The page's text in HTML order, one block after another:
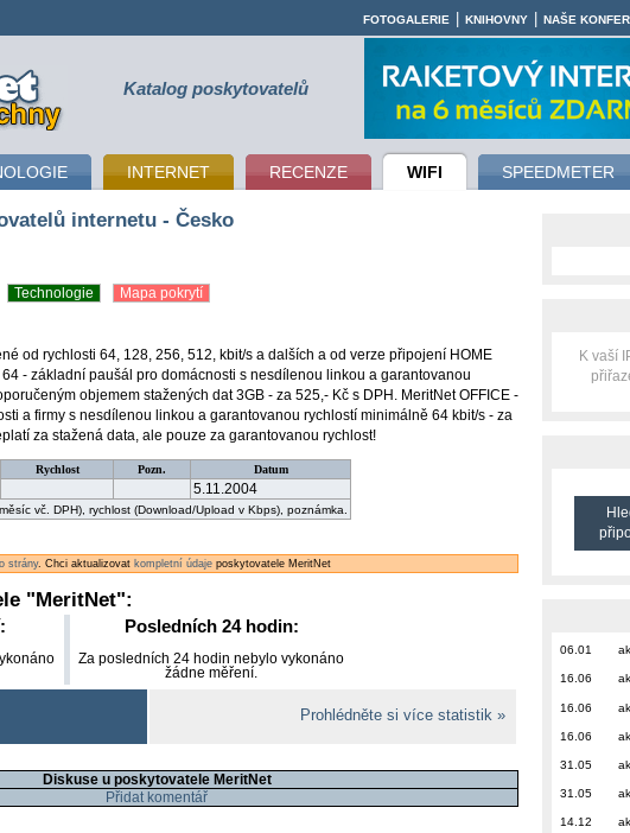
Katalog poskytovatelů
INTERNET RECENZE WIFI SPEEDMETER
FOTOGALERIE KNIHOVNY NAŠE
internetu - Česko
Technologie Mapa pokrytí
od rychlosti 64, 128, 256, 512, kbit/s a dalších a od verze připojení HOME
- základní paušál pro domácnosti s nesdílenou linkou a garantovanou
objemem stažených dat 3GB - za 525,- Kč s DPH. MeritNet OFFICE -
a firmy s nesdílenou linkou a garantovanou rychlostí minimálně 64 kbit/s - za
za stažená data, ale pouze za garantovanou rychlost!
Rychlost Pozn. Datum
5.11.2004
vč. DPH), rychlost (Download/Upload v Kbps), poznámka.
strány. Chci aktualizovat kompletní údaje poskytovatele MeritNet
"MeritNet":
Posledních 24 hodin:
Za posledních 24 hodin nebylo vykonáno
žádne měření.
Prohlédněte si více statistik »
Diskuse u poskytovatele MeritNet
Přidat komentář
K vaší
06.01
16.06
16.06
16.06
31.05
31.05
14.12